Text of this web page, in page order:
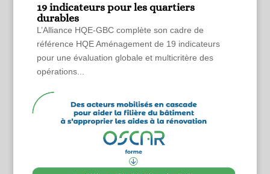
19 indicateurs pour les quartiers
durables
L’Alliance HQE-GBC complète son cadre de
référence HQE Aménagement de 19 indicateurs
pour une évaluation globale et multicritère des
opérations...